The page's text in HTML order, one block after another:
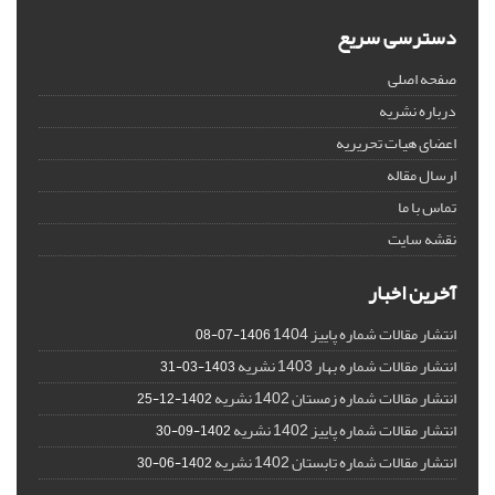
دسترسی سریع
صفحه اصلی
درباره نشریه
اعضای هیات تحریریه
ارسال مقاله
تماس با ما
نقشه سایت
آخرین اخبار
انتشار مقالات شماره پاییز 1404 1406-07-08
انتشار مقالات شماره بهار 1403 نشریه 1403-03-31
انتشار مقالات شماره زمستان 1402 نشریه 1402-12-25
انتشار مقالات شماره پاییز 1402 نشریه 1402-09-30
انتشار مقالات شماره تابستان 1402 نشریه 1402-06-30